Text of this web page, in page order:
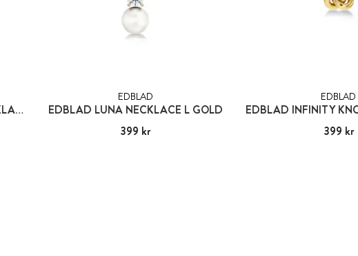
EDBLAD ETERNAL HEART NECKLACE SILVER
EDBLAD
EDBLAD LUNA NECKLACE L GOLD
Pris:399 kr
399 kr
EDBLAD
Pris:399 kr
399 kr